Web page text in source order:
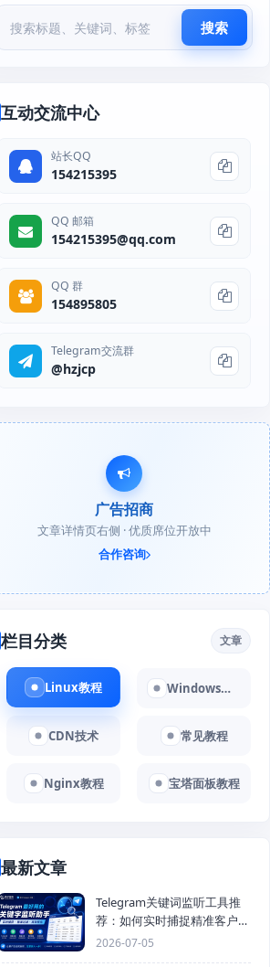
搜索
互动交流中心
站长QQ
154215395
QQ 邮箱
154215395@qq.com
QQ 群
154895805
Telegram交流群
@hzjcp
广告招商
文章详情页右侧 · 优质席位开放中
合作咨询
栏目分类 文章
Linux教程 Windows教程
CDN技术 常见教程
Nginx教程 宝塔面板教程
最新文章
Telegram关键词监听工具推
荐：如何实时捕捉精准客户，
提高获客效率？
2026-07-05